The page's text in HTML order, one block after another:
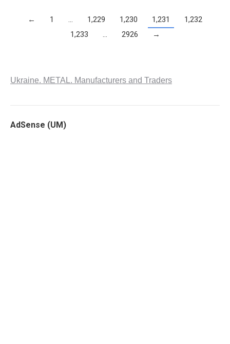
← 1 … 1,229 1,230 1,231
1,232
1,233
… 2926 →
Ukraine. METAL. Manufacturers and Traders
AdSense (UM)